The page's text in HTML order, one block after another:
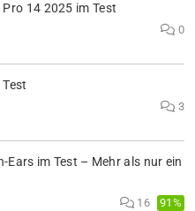
14 2025 im Test
0
3
Ears im Test – Mehr als nur ein
16 91%